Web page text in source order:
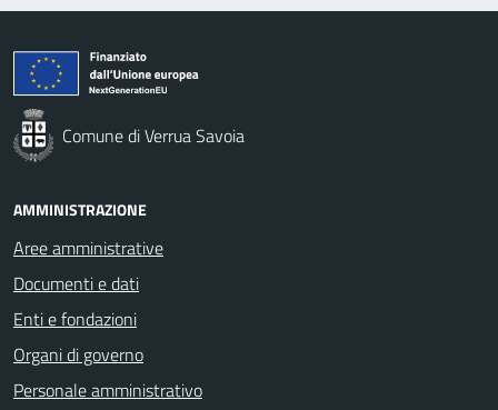
Comune di Verrua Savoia
AMMINISTRAZIONE
Aree amministrative
Documenti e dati
Enti e fondazioni
Organi di governo
Personale amministrativo